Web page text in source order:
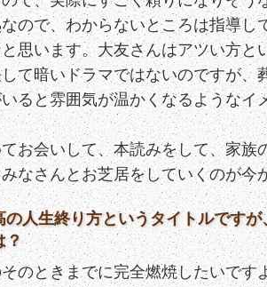
ので、わからないところは指導し
思います。大友さんはアツい方と
て暗いドラマではないのですが、
ると雰囲気が温かくなるようなイ
お会いして、本読みをして、家族
なさんとお芝居をしていくのが今
の人生終り方というタイトルです
？
のときまでに完全燃焼したいです